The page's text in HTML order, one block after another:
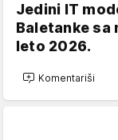
Jedini IT
Baletanke sa
leto 2026.
Komentariši